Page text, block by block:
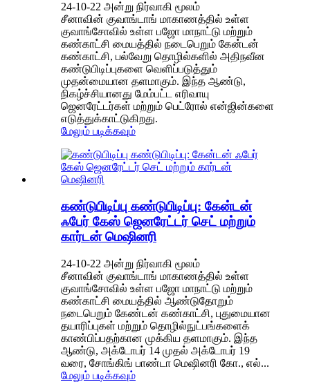
24-10-22 அன்று நிர்வாகி மூலம்
சீனாவின் குவாங்டாங் மாகாணத்தில் உள்ள
குவாங்சோவில் உள்ள பஜோ மாநாட்டு மற்றும்
கண்காட்சி மையத்தில் நடைபெறும் கேன்டன்
கண்காட்சி, பல்வேறு தொழில்களில் அதிநவீன
கண்டுபிடிப்புகளை வெளிப்படுத்தும்
முதன்மையான தளமாகும். இந்த ஆண்டு,
நிகழ்ச்சியானது மேம்பட்ட எரிவாயு
ஜெனரேட்டர்கள் மற்றும் பெட்ரோல் என்ஜின்களை
எடுத்துக்காட்டுகிறது.
மேலும் படிக்கவும்
கண்டுபிடிப்பு கண்டுபிடிப்பு: கேன்டன்
ஃபேர் கேஸ் ஜெனரேட்டர் செட் மற்றும்
கார்டன் மெஷினரி
24-10-22 அன்று நிர்வாகி மூலம்
சீனாவின் குவாங்டாங் மாகாணத்தில் உள்ள
குவாங்சோவில் உள்ள பஜோ மாநாட்டு மற்றும்
கண்காட்சி மையத்தில் ஆண்டுதோறும்
நடைபெறும் கேண்டன் கண்காட்சி, புதுமையான
தயாரிப்புகள் மற்றும் தொழில்நுட்பங்களைக்
காண்பிப்பதற்கான முக்கிய தளமாகும். இந்த
ஆண்டு, அக்டோபர் 14 முதல் அக்டோபர் 19
வரை, சோங்கிங் பாண்டா மெஷினரி கோ., எல்...
மேலும் படிக்கவும்